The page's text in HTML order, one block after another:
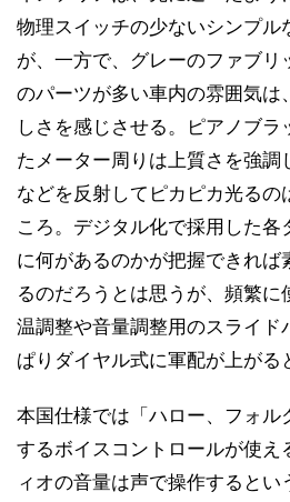
物理スイッチの少ないシンプル
が、一方で、グレーのファブリ
のパーツが多い車内の雰囲気は
しさを感じさせる。ピアノブラ
たメーター周りは上質さを強調
などを反射してピカピカ光るの
ころ。デジタル化で採用した各
に何があるのかが把握できれば
るのだろうとは思うが、頻繁に
温調整や音量調整用のスライド
ぱりダイヤル式に軍配が上がる
本国仕様では「ハロー、フォル
するボイスコントロールが使え
ィオの音量は声で操作するとい